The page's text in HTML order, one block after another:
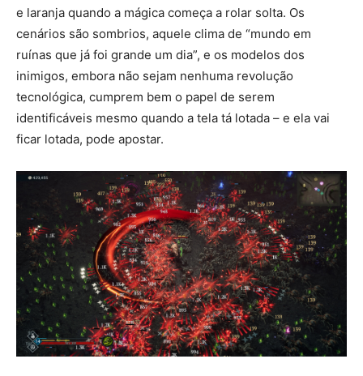
e laranja quando a mágica começa a rolar solta. Os
cenários são sombrios, aquele clima de “mundo em
ruínas que já foi grande um dia”, e os modelos dos
inimigos, embora não sejam nenhuma revolução
tecnológica, cumprem bem o papel de serem
identificáveis mesmo quando a tela tá lotada – e ela vai
ficar lotada, pode apostar.